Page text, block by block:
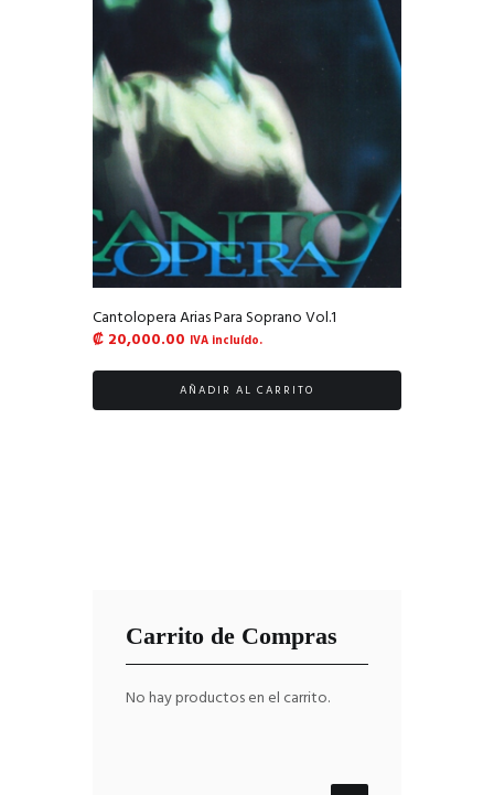
Cantolopera Arias Para Soprano Vol.1
₡ 20,000.00 IVA incluído.
AÑADIR AL CARRITO
Carrito de Compras
No hay productos en el carrito.